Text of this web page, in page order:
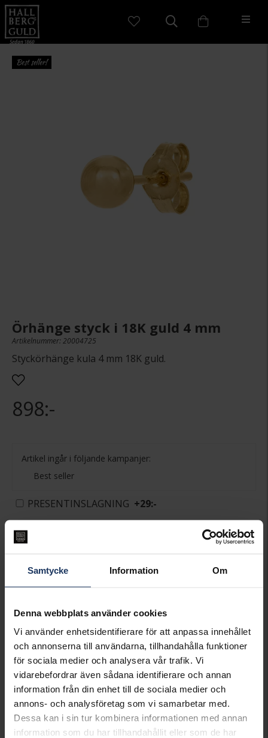
Samtycke Information Om
Denna webbplats använder cookies
Vi använder enhetsidentifierare för att anpassa innehållet
och annonserna till användarna, tillhandahålla funktioner
för sociala medier och analysera vår trafik. Vi
vidarebefordrar även sådana identifierare och annan
information från din enhet till de sociala medier och
annons- och analysföretag som vi samarbetar med.
Dessa kan i sin tur kombinera informationen med annan
information som du har tillhandahållit eller som de har
Best seller!
Örhänge styck i 18K guld 4 mm
Artikelnummer: 20004725
Styckörhänge kula 4 mm 18K guld.
898:-
Artikel ingår i följande kampanjer:
Best seller
PRESENTINSLAGNING +29:-
LÄGG I VARUKORGEN
Lagervara.
BREDD CA (MM)
HÖJD CA (MM)
4
VARUMÄRKE
Hallbergs Guld
MATERIAL
Guld
ÄDELMETALL
18K Gold
DETALJER
Kula 4 mm
ANDRA DETALJER
Styckörhänge
VIKT CA (GRAM)
0.18